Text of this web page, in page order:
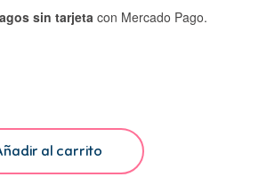
sin tarjetacon Mercado Pago.
al carrito